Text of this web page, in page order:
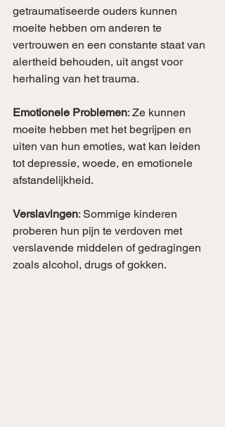
getraumatiseerde ouders kunnen
moeite hebben om anderen te
vertrouwen en een constante staat van
alertheid behouden, uit angst voor
herhaling van het trauma.
Emotionele Problemen: Ze kunnen
moeite hebben met het begrijpen en
uiten van hun emoties, wat kan leiden
tot depressie, woede, en emotionele
afstandelijkheid.
Verslavingen: Sommige kinderen
proberen hun pijn te verdoven met
verslavende middelen of gedragingen
zoals alcohol, drugs of gokken.